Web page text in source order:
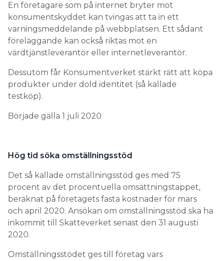
En företagare som på internet bryter mot
konsumentskyddet kan tvingas att ta in ett
varningsmeddelande på webbplatsen. Ett sådant
föreläggande kan också riktas mot en
värdtjänstleverantör eller internetleverantör.
Dessutom får Konsumentverket stärkt rätt att köpa
produkter under dold identitet (så kallade
testköp).
Började gälla 1 juli 2020
Hög tid söka omställningsstöd
Det så kallade omställningsstöd ges med 75
procent av det procentuella omsättningstappet,
beräknat på företagets fasta kostnader för mars
och april 2020. Ansökan om omställningsstöd ska ha
inkommit till Skatteverket senast den 31 augusti
2020.
Omställningsstödet ges till företag vars